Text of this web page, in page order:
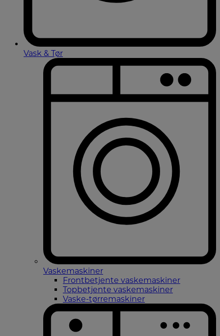
Vask & Tør
Vaskemaskiner
Frontbetjente vaskemaskiner
Topbetjente vaskemaskiner
Vaske-tørremaskiner